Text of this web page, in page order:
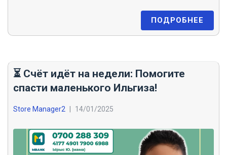
ПОДРОБНЕЕ
⏳ Счёт идёт на недели: Помогите
спасти маленького Ильгиза!
Store Manager2 14/01/2025